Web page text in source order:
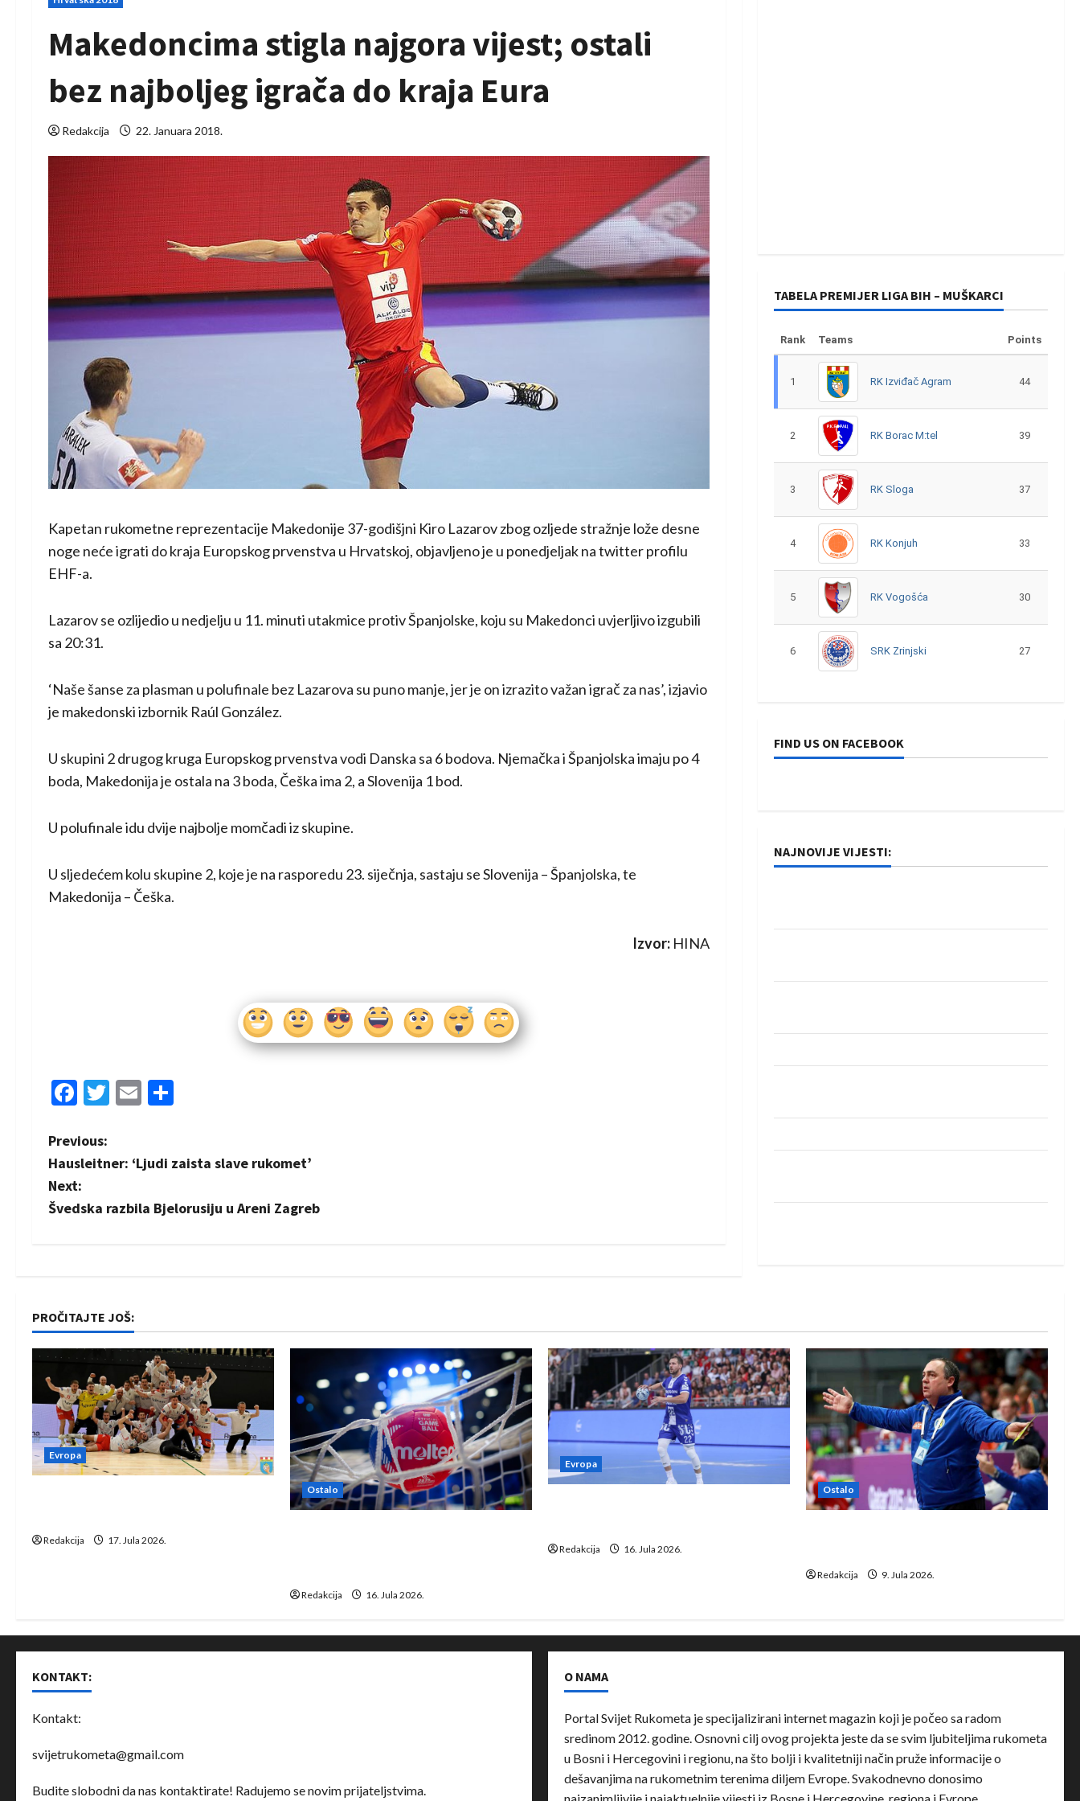
Makedoncima stigla najgora vijest; ostali
bez najboljeg igrača do kraja Eura
Redakcija 22. Januara 2018.
Kapetan rukometne reprezentacije Makedonije 37-godišjni Kiro Lazarov zbog ozljede stražnje lože desne
noge neće igrati do kraja Europskog prvenstva u Hrvatskoj, objavljeno je u ponedjeljak na twitter profilu
EHF-a.
Lazarov se ozlijedio u nedjelju u 11. minuti utakmice protiv Španjolske, koju su Makedonci uvjerljivo izgubili
sa 20:31.
‘Naše šanse za plasman u polufinale bez Lazarova su puno manje, jer je on izrazito važan igrač za nas’, izjavio
je makedonski izbornik Raúl González.
U skupini 2 drugog kruga Europskog prvenstva vodi Danska sa 6 bodova. Njemačka i Španjolska imaju po 4
boda, Makedonija je ostala na 3 boda, Češka ima 2, a Slovenija 1 bod.
U polufinale idu dvije najbolje momčadi iz skupine.
U sljedećem kolu skupine 2, koje je na rasporedu 23. siječnja, sastaju se Slovenija – Španjolska, te
Makedonija – Češka.
Izvor: HINA
Facebook
Twitter
Email
P
o
s
a
v
i
g
a
t
o
Previous:
Hausleitner: ‘Ljudi zaista slave rukomet’
Next:
Švedska razbila Bjelorusiju u Areni Zagreb
TABELA PREMIJER LIGA BIH – MUŠKARCI
Rank Teams Points
1 RK Izviđač Agram 44
2 RK Borac M:tel 39
3 RK Sloga 37
4 RK Konjuh 33
5 RK Vogošća 30
6 SRK Zrinjski 27
FIND US ON FACEBOOK
NAJNOVIJE VIJESTI:
PROČITAJTE JOŠ:
Evropa
Redakcija 17. Jula 2026.
Ostalo
Redakcija 16. Jula 2026.
Evropa
Redakcija 16. Jula 2026.
Ostalo
Redakcija 9. Jula 2026.
KONTAKT:
Kontakt:
svijetrukometa@gmail.com
Budite slobodni da nas kontaktirate! Radujemo se novim prijateljstvima.
O NAMA
Portal Svijet Rukometa je specijalizirani internet magazin koji je počeo sa radom
sredinom 2012. godine. Osnovni cilj ovog projekta jeste da se svim ljubiteljima rukometa
u Bosni i Hercegovini i regionu, na što bolji i kvalitetniji način pruže informacije o
dešavanjima na rukometnim terenima diljem Evrope. Svakodnevno donosimo
najzanimljivije i najaktuelnije vijesti iz Bosne i Hercegovine, regiona i Evrope.